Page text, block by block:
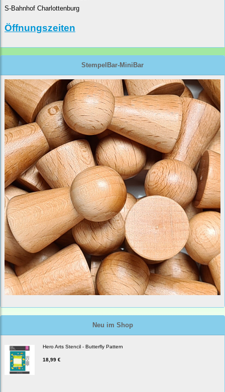
S-Bahnhof Charlottenburg
Öffnungszeiten
StempelBar-MiniBar
Neu im Shop
Hero Arts Stencil - Butterfly Pattern
18,99 €